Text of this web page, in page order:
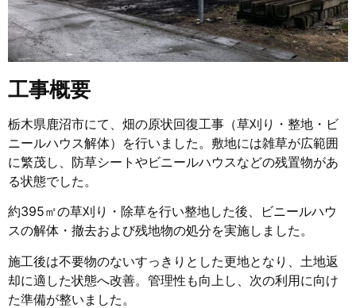
工事概要
栃木県鹿沼市にて、畑の原状回復工事（草刈り・整地・ビ
ニールハウス解体）を行いました。敷地には雑草が広範囲
に繁茂し、防草シートやビニールハウスなどの残置物があ
る状態でした。
約395㎡の草刈り・除草を行い整地した後、ビニールハウ
スの解体・撤去および残地物の処分を実施しました。
施工後は不要物のないすっきりとした更地となり、土地返
却に適した状態へ改善。管理性も向上し、次の利用に向け
た準備が整いました。